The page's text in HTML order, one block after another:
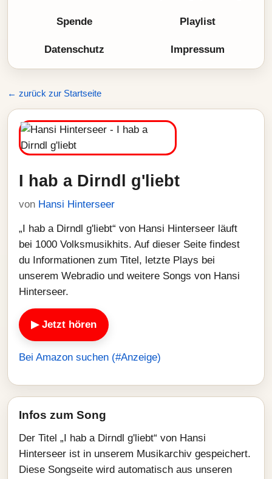
Spende Playlist
Datenschutz Impressum
← zurück zur Startseite
I hab a Dirndl g'liebt
von Hansi Hinterseer
„I hab a Dirndl g'liebt“ von Hansi Hinterseer läuft
bei 1000 Volksmusikhits. Auf dieser Seite findest
du Informationen zum Titel, letzte Plays bei
unserem Webradio und weitere Songs von Hansi
Hinterseer.
▶ Jetzt hören
Bei Amazon suchen (#Anzeige)
Infos zum Song
Der Titel „I hab a Dirndl g'liebt“ von Hansi
Hinterseer ist in unserem Musikarchiv gespeichert.
Diese Songseite wird automatisch aus unseren